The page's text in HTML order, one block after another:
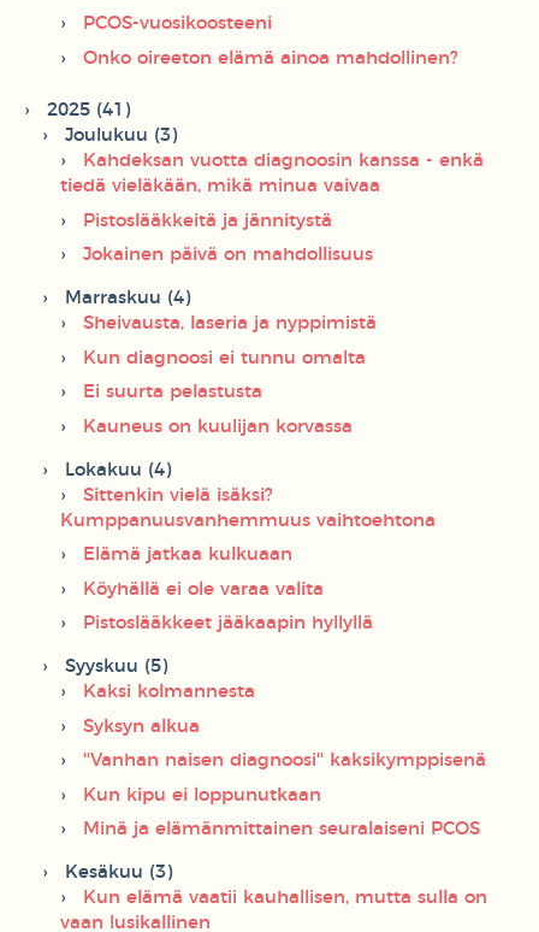
PCOS-vuosikoosteeni
Onko oireeton elämä ainoa mahdollinen?
2025 (41)
Joulukuu (3)
Kahdeksan vuotta diagnoosin kanssa - enkä
tiedä vieläkään, mikä minua vaivaa
Pistoslääkkeitä ja jännitystä
Jokainen päivä on mahdollisuus
Marraskuu (4)
Sheivausta, laseria ja nyppimistä
Kun diagnoosi ei tunnu omalta
Ei suurta pelastusta
Kauneus on kuulijan korvassa
Lokakuu (4)
Sittenkin vielä isäksi?
Kumppanuusvanhemmuus vaihtoehtona
Elämä jatkaa kulkuaan
Köyhällä ei ole varaa valita
Pistoslääkkeet jääkaapin hyllyllä
Syyskuu (5)
Kaksi kolmannesta
Syksyn alkua
''Vanhan naisen diagnoosi'' kaksikymppisenä
Kun kipu ei loppunutkaan
Minä ja elämänmittainen seuralaiseni PCOS
Kesäkuu (3)
Kun elämä vaatii kauhallisen, mutta sulla on
vaan lusikallinen